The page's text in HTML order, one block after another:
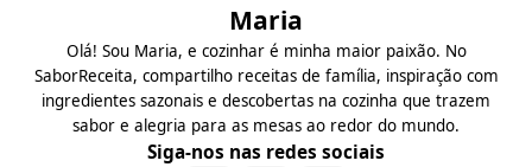
Maria
Olá! Sou Maria, e cozinhar é minha maior paixão. No
SaborReceita, compartilho receitas de família, inspiração com
ingredientes sazonais e descobertas na cozinha que trazem
sabor e alegria para as mesas ao redor do mundo.
Siga-nos nas redes sociais